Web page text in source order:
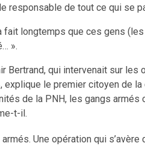
responsable de tout ce qui se
fait longtemps que ces gens
».
Bertrand, qui intervenait sur
le premier citoyen de
de la PNH, les gangs
t-il.
Une opération qui